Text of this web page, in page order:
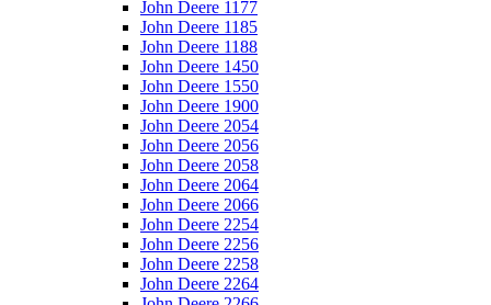
John Deere 1177
John Deere 1185
John Deere 1188
John Deere 1450
John Deere 1550
John Deere 1900
John Deere 2054
John Deere 2056
John Deere 2058
John Deere 2064
John Deere 2066
John Deere 2254
John Deere 2256
John Deere 2258
John Deere 2264